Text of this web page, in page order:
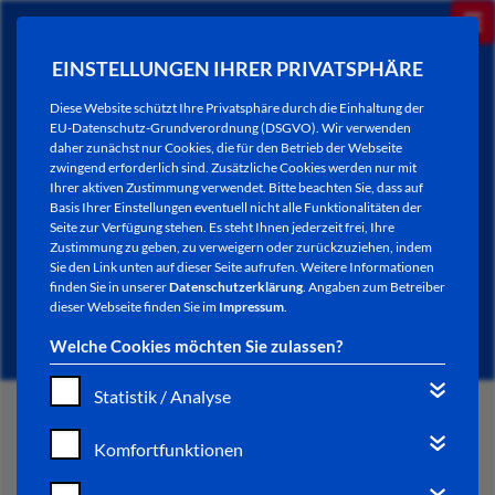
EINSTELLUNGEN IHRER PRIVATSPHÄRE
Diese Website schützt Ihre Privatsphäre durch die Einhaltung der
EU-Datenschutz-Grundverordnung (DSGVO). Wir verwenden
daher zunächst nur Cookies, die für den Betrieb der Webseite
zwingend erforderlich sind. Zusätzliche Cookies werden nur mit
Ihrer aktiven Zustimmung verwendet. Bitte beachten Sie, dass auf
Basis Ihrer Einstellungen eventuell nicht alle Funktionalitäten der
Seite zur Verfügung stehen. Es steht Ihnen jederzeit frei, Ihre
Zustimmung zu geben, zu verweigern oder zurückzuziehen, indem
Sie den Link unten auf dieser Seite aufrufen. Weitere Informationen
finden Sie in unsererDatenschutzerklärung. Angaben zum Betreiber
dieser Webseite finden Sie im Impressum.
Welche Cookies möchten Sie zulassen?
Statistik / Analyse
Komfortfunktionen
AKTUELLES
START